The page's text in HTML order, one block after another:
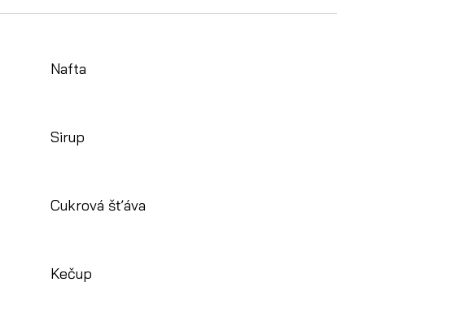
Nafta
Sirup
Cukrová šťáva
Kečup